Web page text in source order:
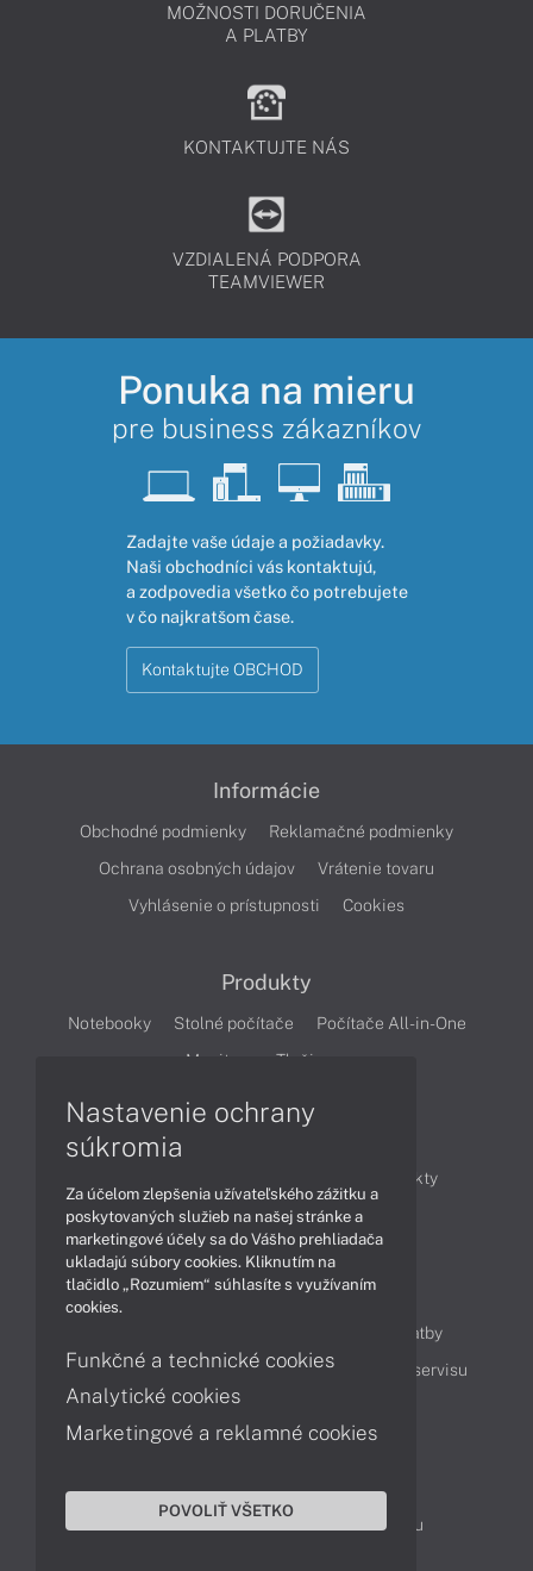
MOŽNOSTI DORUČENIA
A PLATBY
KONTAKTUJTE NÁS
VZDIALENÁ PODPORA
TEAMVIEWER
Ponuka na mieru
pre business zákazníkov
Zadajte vaše údaje a požiadavky.
Naši obchodníci vás kontaktujú,
a zodpovedia všetko čo potrebujete
v čo najkratšom čase.
Kontaktujte OBCHOD
Informácie
Obchodné podmienky
Reklamačné podmienky
Ochrana osobných údajov
Vrátenie tovaru
Vyhlásenie o prístupnosti
Cookies
Produkty
Notebooky Stolné počítače
Počítače All-in-One
Monitory
Tlačiarne
Produkty
Technológie
Videá
Obsah
Možnosti doručenia a platby
Podpora a servis
Servisné služby Cenník servisu
Kontakty
043 4224 771
Obchodné oddelenie
Reklamácia tovaru
Nastavenie ochrany
súkromia
Za účelom zlepšenia užívateľského zážitku a
poskytovaných služieb na našej stránke a
marketingové účely sa do Vášho prehliadača
ukladajú súbory cookies. Kliknutím na
tlačidlo „Rozumiem“ súhlasíte s využívaním
cookies.
Funkčné a technické cookies
Analytické cookies
Marketingové a reklamné cookies
POVOLIŤ VŠETKO